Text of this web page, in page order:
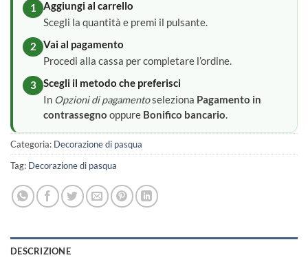
1
Aggiungi al carrello
Scegli la quantità e premi il pulsante.
2
Vai al pagamento
Procedi alla cassa per completare l’ordine.
3
Scegli il metodo che preferisci
In Opzioni di pagamentoseleziona Pagamento in
contrassegno oppure Bonifico bancario.
Categoria: Decorazione di pasqua
Tag: Decorazione di pasqua
DESCRIZIONE